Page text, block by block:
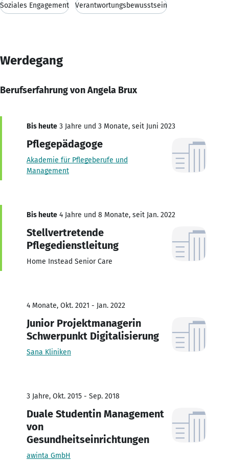
Soziales Engagement Verantwortungsbewusstsein
Werdegang
Berufserfahrung von Angela Brux
Bis heute 3 Jahre und 3 Monate, seit Juni 2023
Pflegepädagoge
Akademie für Pflegeberufe und
Management
Bis heute 4 Jahre und 8 Monate, seit Jan. 2022
Stellvertretende
Pflegedienstleitung
Home Instead Senior Care
4 Monate, Okt. 2021 - Jan. 2022
Junior Projektmanagerin
Schwerpunkt Digitalisierung
Sana Kliniken
3 Jahre, Okt. 2015 - Sep. 2018
Duale Studentin Management
von
Gesundheitseinrichtungen
awinta GmbH